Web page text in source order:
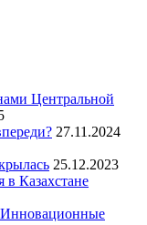
Центральной
27.11.2024
25.12.2023
в Казахстане